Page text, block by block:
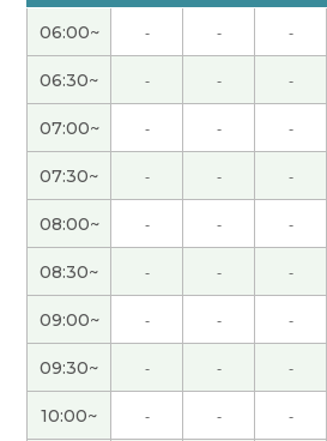
ありがとうございました 2年後
50代 男性 )
日本也每天都像在蒸桑拿一样。
东西。不过，冷的东西吃多了也
意。谢谢老师，下次见！
( 女性 )
谢谢您，老师。您太棒了 ( 70
谢谢老师，老师的课总是非常有
次见。
( 女性 )
谢谢老师，上课很开心。我也想
见！( 60代 男性 )
06:00~ - - -
06:30~ - - -
07:00~ - - -
07:30~ - - -
08:00~ - - -
08:30~ - - -
09:00~ - - -
09:30~ - - -
10:00~ - - -